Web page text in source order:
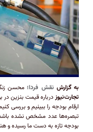
به گزارش نقش فردا؛ محسن
تجارت‌نیوز
ارقام بودجه را ببینیم و بررسی
تبصره‌ها عدد مشخص نشده باشد.
بودجه تازه به دست ما رسیده و